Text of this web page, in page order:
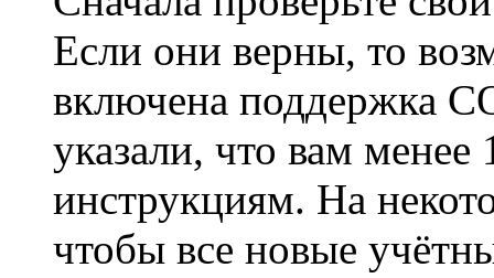
Если они верны, то
включена поддержка
указали, что вам
инструкциям. На
чтобы все новые